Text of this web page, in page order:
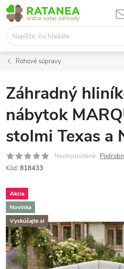
Prejsť
na
obsah
Rohové súpravy
Záhradný
nábytok
stolmi Texas a
Neohodnotené
Kód: 818433
Akcia
Novinka
Vyskúšajte si